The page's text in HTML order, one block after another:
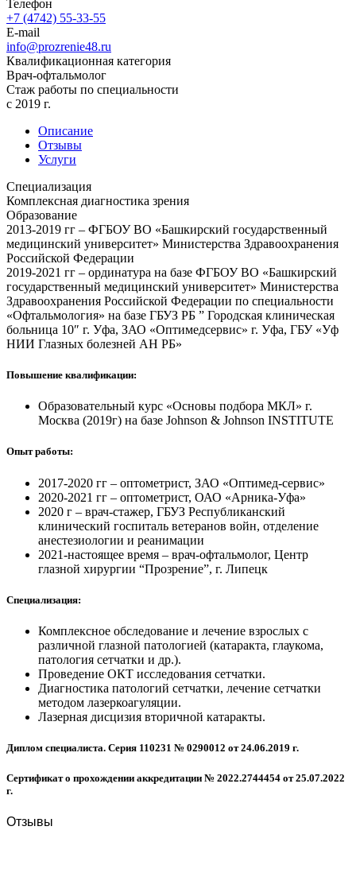
Телефон
+7 (4742) 55-33-55
E-mail
info@prozrenie48.ru
Квалификационная категория
Врач-офтальмолог
Стаж работы по специальности
c 2019 г.
Описание
Отзывы
Услуги
Специализация
Комплексная диагностика зрения
Образование
2013-2019 гг – ФГБОУ ВО «Башкирский государственный
медицинский университет» Министерства Здравоохранения
Российской Федерации
2019-2021 гг – ординатура на базе ФГБОУ ВО «Башкирский
государственный медицинский университет» Министерства
Здравоохранения Российской Федерации по специальности
«Офтальмология» на базе ГБУЗ РБ ” Городская клиническая
больница 10″ г. Уфа, ЗАО «Оптимедсервис» г. Уфа, ГБУ «Уф
НИИ Глазных болезней АН РБ»
Повышение квалификации:
Образовательный курс «Основы подбора МКЛ» г.
Москва (2019г) на базе Johnson & Johnson INSTITUTE
Опыт работы:
2017-2020 гг – оптометрист, ЗАО «Оптимед-сервис»
2020-2021 гг – оптометрист, ОАО «Арника-Уфа»
2020 г – врач-стажер, ГБУЗ Республиканский
клинический госпиталь ветеранов войн, отделение
анестезиологии и реанимации
2021-настоящее время – врач-офтальмолог, Центр
глазной хирургии “Прозрение”, г. Липецк
Специализация:
Комплексное обследование и лечение взрослых с
различной глазной патологией (катаракта, глаукома,
патология сетчатки и др.).
Проведение ОКТ исследования сетчатки.
Диагностика патологий сетчатки, лечение сетчатки
методом лазеркоагуляции.
Лазерная дисцизия вторичной катаракты.
Диплом специалиста. Серия 110231 № 0290012 от 24.06.2019 г.
Сертификат о прохождении аккредитации № 2022.2744454 от 25.07.2022
г.
Отзывы